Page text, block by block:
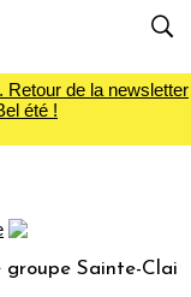
Retour de la newsletter
été !
Claire rachète